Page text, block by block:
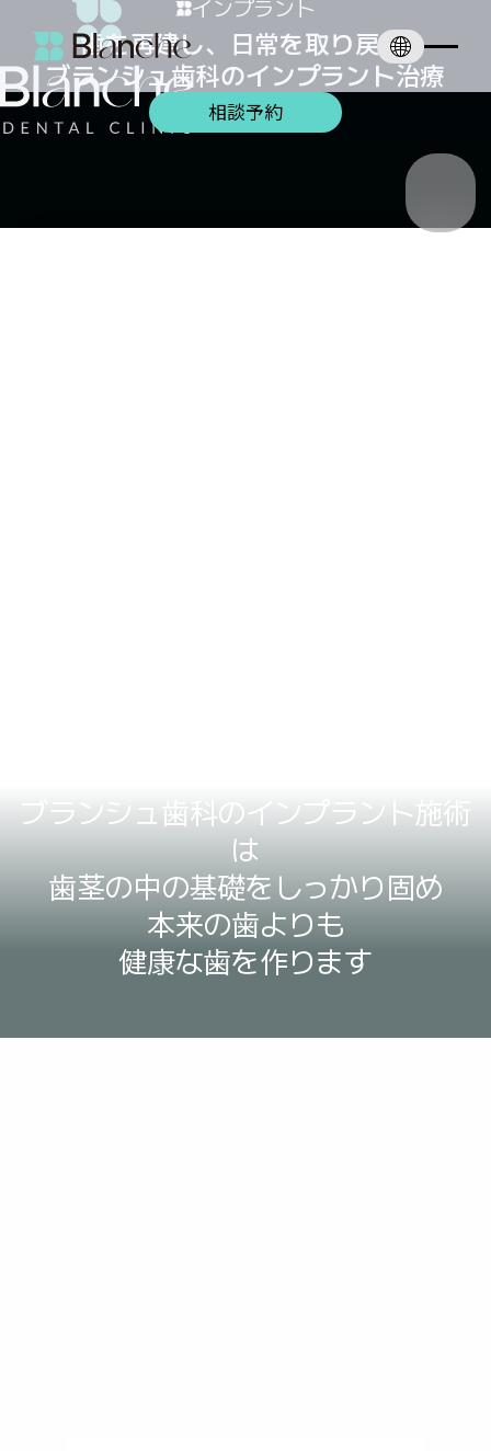
インプラント
歯を再建し、日常を取り戻す
ブランシュ歯科のインプラント治療
相談予約
ブランシュ歯科のインプラント施術
は
歯茎の中の基礎をしっかり固め
本来の歯よりも
健康な歯を作ります